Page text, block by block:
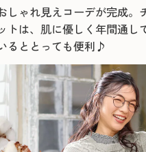
しゃれ見えコーデが完成。
トは、肌に優しく年間通し
るととっても便利♪